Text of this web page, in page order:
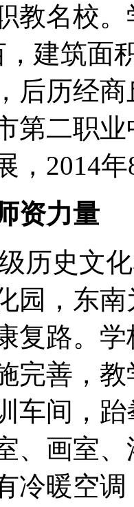
教名校
，建筑面
后历经
第二职
，2014
资力量
历史文
园，东
复路。
完善，
车间，
、画室
冷暖空